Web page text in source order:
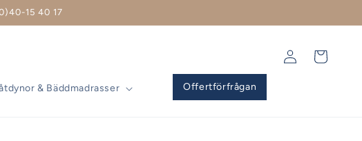
15 40 17
& Bäddmadrasser Offertförfrågan
Logga
Varukorg